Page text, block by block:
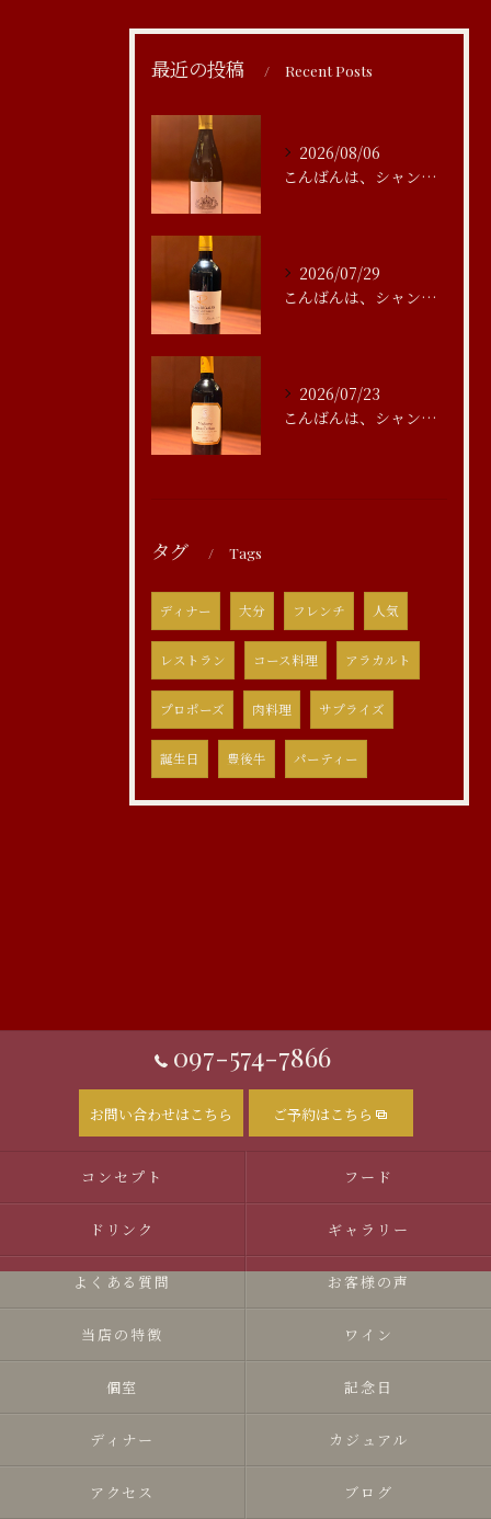
最近の投稿 Recent Posts
2026/08/06
こんばんは、シャンブルアスリール清水です
2026/07/29
こんばんは、シャンブルアスリール清水です
2026/07/23
こんばんは、シャンブルアスリール清水です
タグ Tags
ディナー 大分 フレンチ 人気
レストラン コース料理 アラカルト
プロポーズ 肉料理 サプライズ
誕生日 豊後牛 パーティー
097-574-7866
お問い合わせはこちら ご予約はこちら
コンセプト フード
ドリンク ギャラリー
よくある質問 お客様の声
当店の特徴 ワイン
個室 記念日
ディナー カジュアル
アクセス ブログ